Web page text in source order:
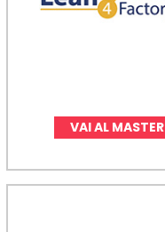
VAI AL MASTER